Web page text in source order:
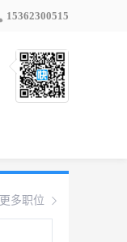
15362300515
更多职位